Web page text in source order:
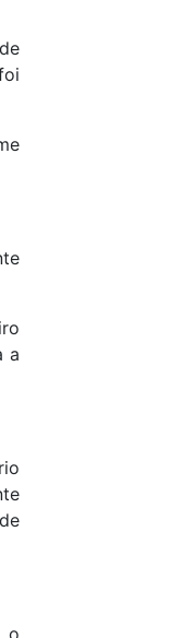
a
o